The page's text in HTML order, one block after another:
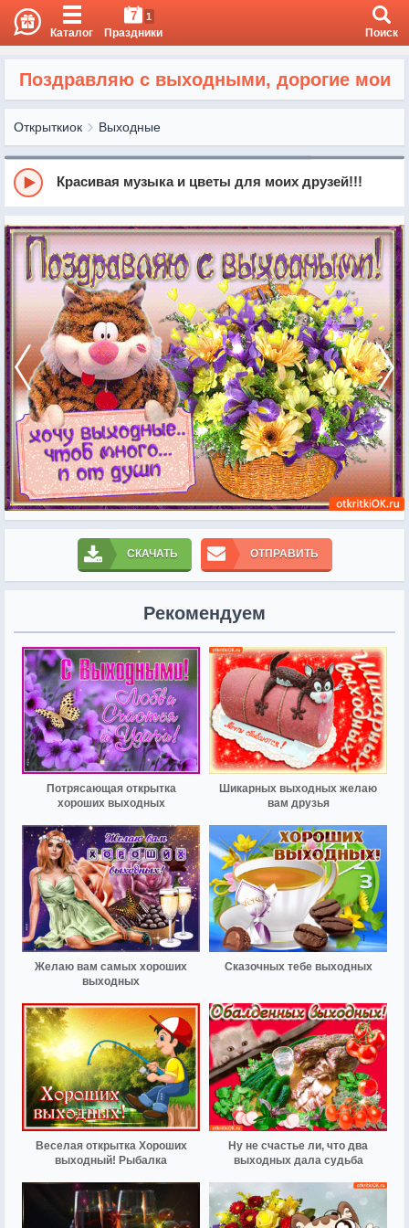
Каталог
7 1
Праздники Поиск
Поздравляю с выходными, дорогие мои
Открыткиок Выходные
Красивая музыка и цветы для моих друзей!!!
СКАЧАТЬ ОТПРАВИТЬ
Рекомендуем
Потрясающая открытка
хороших выходных
Шикарных выходных желаю
вам друзья
Желаю вам самых хороших
выходных
Сказочных тебе выходных
Веселая открытка Хороших
выходный! Рыбалка
Ну не счастье ли, что два
выходных дала судьба